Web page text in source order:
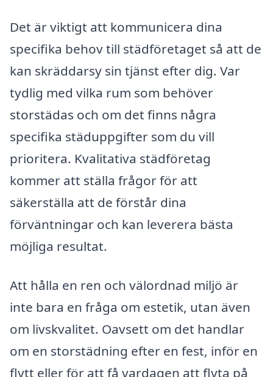
Det är viktigt att kommunicera dina
specifika behov till städföretaget så att de
kan skräddarsy sin tjänst efter dig. Var
tydlig med vilka rum som behöver
storstädas och om det finns några
specifika städuppgifter som du vill
prioritera. Kvalitativa städföretag
kommer att ställa frågor för att
säkerställa att de förstår dina
förväntningar och kan leverera bästa
möjliga resultat.
Att hålla en ren och välordnad miljö är
inte bara en fråga om estetik, utan även
om livskvalitet. Oavsett om det handlar
om en storstädning efter en fest, inför en
flytt eller för att få vardagen att flyta på